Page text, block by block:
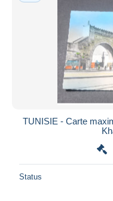
TUNISIE - Carte
Status